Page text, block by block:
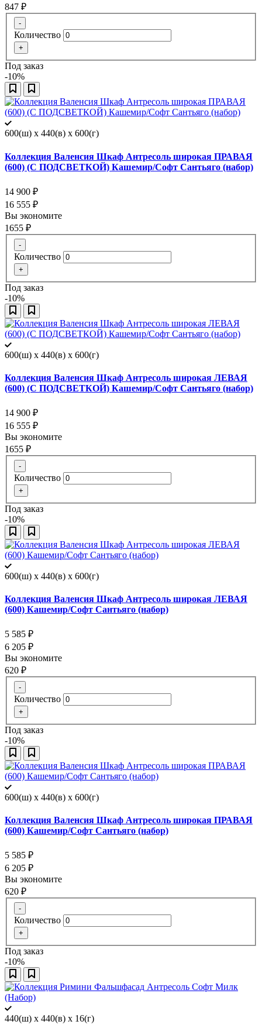
847 ₽
-
Количество
+
Под заказ
-10%
600(ш) x 440(в) x 600(г)
Коллекция Валенсия Шкаф Антресоль широкая ПРАВАЯ
(600) (С ПОДСВЕТКОЙ) Кашемир/Софт Сантьяго (набор)
14 900 ₽
16 555 ₽
Вы экономите
1655 ₽
-
Количество
+
Под заказ
-10%
600(ш) x 440(в) x 600(г)
Коллекция Валенсия Шкаф Антресоль широкая ЛЕВАЯ
(600) (С ПОДСВЕТКОЙ) Кашемир/Софт Сантьяго (набор)
14 900 ₽
16 555 ₽
Вы экономите
1655 ₽
-
Количество
+
Под заказ
-10%
600(ш) x 440(в) x 600(г)
Коллекция Валенсия Шкаф Антресоль широкая ЛЕВАЯ
(600) Кашемир/Софт Сантьяго (набор)
5 585 ₽
6 205 ₽
Вы экономите
620 ₽
-
Количество
+
Под заказ
-10%
600(ш) x 440(в) x 600(г)
Коллекция Валенсия Шкаф Антресоль широкая ПРАВАЯ
(600) Кашемир/Софт Сантьяго (набор)
5 585 ₽
6 205 ₽
Вы экономите
620 ₽
-
Количество
+
Под заказ
-10%
440(ш) x 440(в) x 16(г)